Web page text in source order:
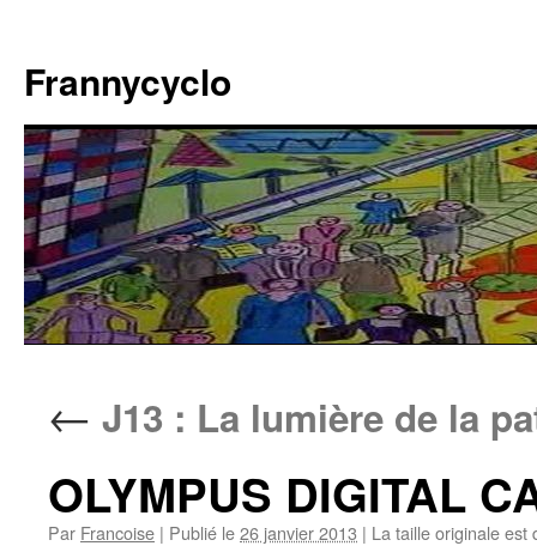
contenu
Frannycyclo
← J13 : La lumière de la
OLYMPUS DIGITAL
Par Francoise | Publié le26 janvier 2013 | La taille originale est